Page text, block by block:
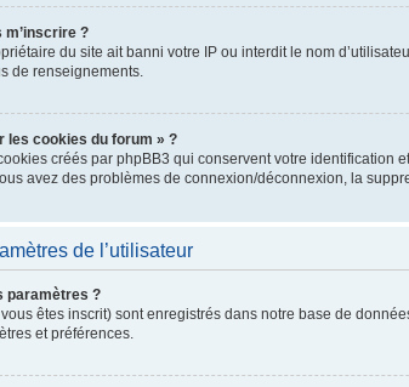
m’inscrire ?
du site ait banni votre IP ou interdit le nom
de renseignements.
les cookies du forum » ?
créés par phpBB3 qui conservent votre identification
avez des problèmes de connexion/déconnexion, la
de l’utilisateur
paramètres ?
êtes inscrit) sont enregistrés dans notre base de
et préférences.